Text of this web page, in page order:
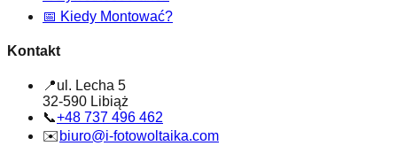
📅 Kiedy Montować?
Kontakt
📍ul. Lecha 5
32-590 Libiąż
📞+48 737 496 462
✉️ biuro@i-fotowoltaika.com